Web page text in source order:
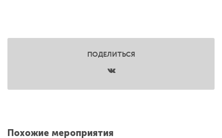
ПОДЕЛИТЬСЯ
Похожие мероприятия